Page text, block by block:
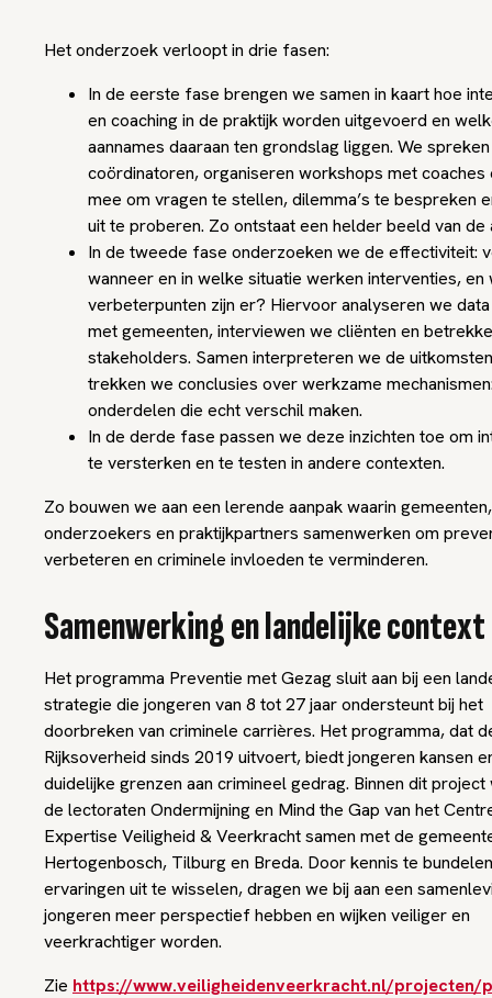
Het onderzoek verloopt in drie fasen:
In de eerste fase brengen we samen in kaart hoe
en coaching in de praktijk worden uitgevoerd en
aannames daaraan ten grondslag liggen. We spreken
coördinatoren, organiseren workshops met coaches
mee om vragen te stellen, dilemma’s te bespreken
uit te proberen. Zo ontstaat een helder beeld van de
In de tweede fase onderzoeken we de effectiviteit:
wanneer en in welke situatie werken interventies, en
verbeterpunten zijn er? Hiervoor analyseren we
met gemeenten, interviewen we cliënten en
stakeholders. Samen interpreteren we de
trekken we conclusies over werkzame
onderdelen die echt verschil maken.
In de derde fase passen we deze inzichten toe om
te versterken en te testen in andere contexten.
Zo bouwen we aan een lerende aanpak waarin gemeenten,
onderzoekers en praktijkpartners samenwerken om
verbeteren en criminele invloeden te verminderen.
Samenwerking en landelijke context
Het programma Preventie met Gezag sluit aan bij een
strategie die jongeren van 8 tot 27 jaar ondersteunt bij het
doorbreken van criminele carrières. Het programma, dat
Rijksoverheid sinds 2019 uitvoert, biedt jongeren kansen
duidelijke grenzen aan crimineel gedrag. Binnen dit
de lectoraten Ondermijning en Mind the Gap van het
Expertise Veiligheid & Veerkracht samen met de
Hertogenbosch, Tilburg en Breda. Door kennis te
ervaringen uit te wisselen, dragen we bij aan een
jongeren meer perspectief hebben en wijken veiliger en
veerkrachtiger worden.
Zie https://www.veiligheidenveerkracht.nl/projecten/